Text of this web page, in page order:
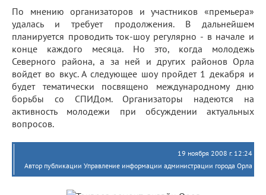
По мнению организаторов и участников «премьера»
удалась и требует продолжения. В дальнейшем
планируется проводить ток-шоу регулярно - в начале и
конце каждого месяца. Но это, когда молодежь
Северного района, а за ней и других районов Орла
войдет во вкус. А следующее шоу пройдет 1 декабря и
будет тематически посвящено международному дню
борьбы со СПИДом. Организаторы надеются на
активность молодежи при обсуждении актуальных
вопросов.
19 ноября 2008 г. 12:24
Автор публикации Управление информации администрации города Орла